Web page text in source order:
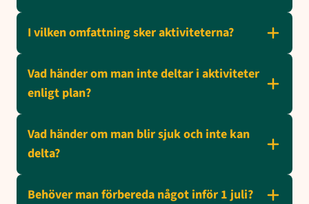
I vilken omfattning sker aktiviteterna?
Vad händer om man inte deltar i aktiviteter
enligt plan?
Vad händer om man blir sjuk och inte kan
delta?
Behöver man förbereda något inför 1 juli?